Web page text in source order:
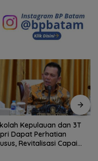
Arogansi Jakarta di
Negeri: Catatan dari
Pertemuan Ketua